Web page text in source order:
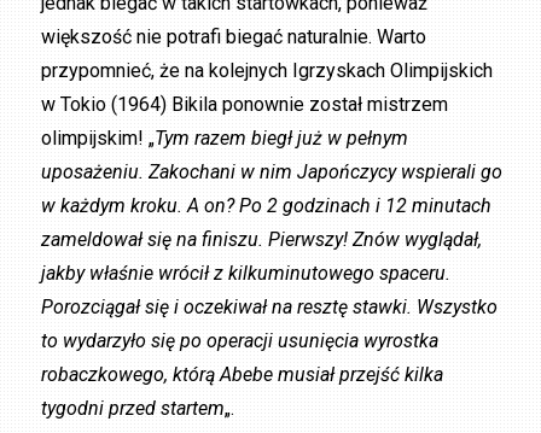
większość nie potrafi biegać naturalnie. Warto
przypomnieć, że na kolejnych Igrzyskach Olimpijskich
w Tokio (1964) Bikila ponownie został mistrzem
olimpijskim! „Tym razem biegł już w pełnym
uposażeniu. Zakochani w nim Japończycy wspierali go
w każdym kroku. A on? Po 2 godzinach i 12 minutach
zameldował się na finiszu. Pierwszy! Znów wyglądał,
jakby właśnie wrócił z kilkuminutowego spaceru.
Porozciągał się i oczekiwał na resztę stawki. Wszystko
to wydarzyło się po operacji usunięcia wyrostka
robaczkowego, którą Abebe musiał przejść kilka
tygodni przed startem„.